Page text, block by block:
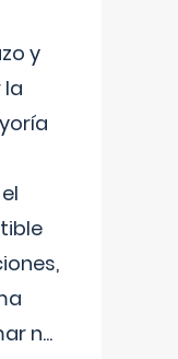
y
la
n...